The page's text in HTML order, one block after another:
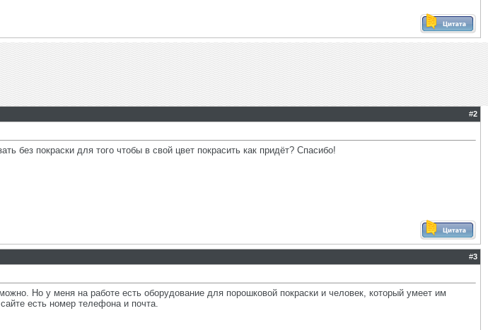
#2
без покраски для того чтобы в свой цвет покрасить как придёт? Спасибо!
#3
Но у меня на работе есть оборудование для порошковой покраски и человек, который умеет им
есть номер телефона и почта.